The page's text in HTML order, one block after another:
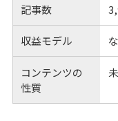
記事数
収益モデル
コンテンツの
性質